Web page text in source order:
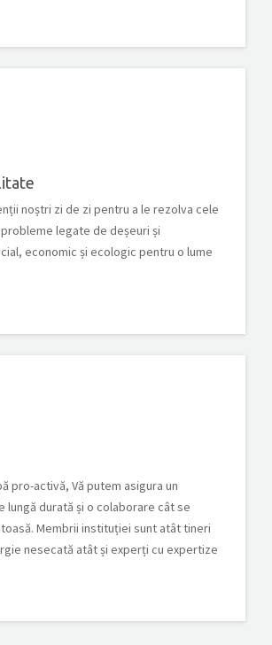
noștri zi de zi pentru a le rezolva cele
legate de deșeuri și
economic și ecologic pentru o lume
pro-activă, Vă putem asigura un
lungă durată și o colaborare cât se
Membrii instituției sunt atât tineri
nesecată atât și experți cu expertize